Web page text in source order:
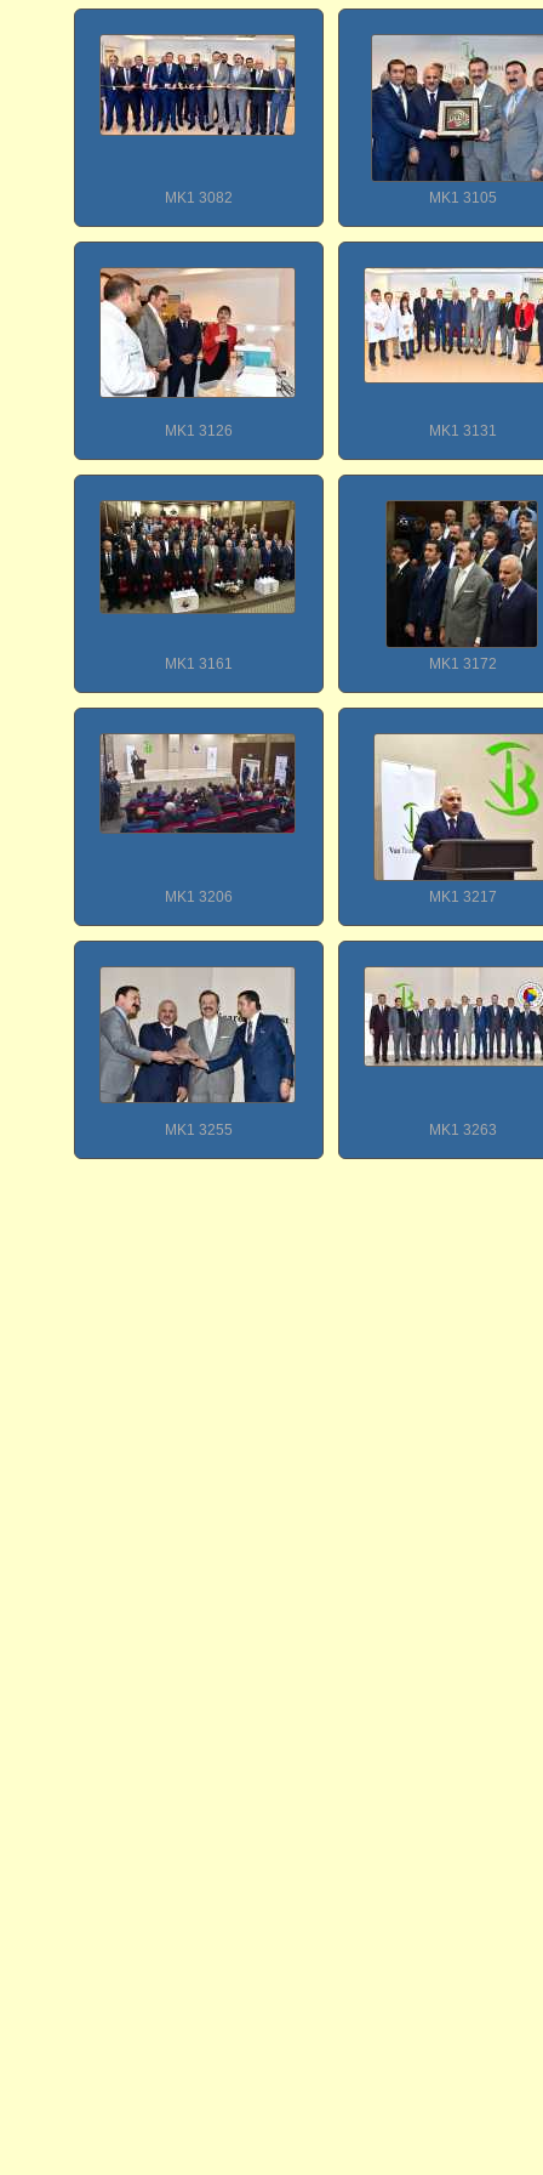
MK1 3082 MK1 3105
MK1 3126 MK1 3131
MK1 3161 MK1 3172
MK1 3206 MK1 3217
MK1 3255 MK1 3263